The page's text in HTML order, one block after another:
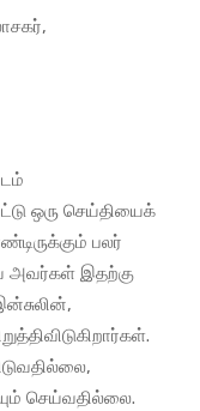
ஒரு செய்தியைக்
பலர்
அவர்கள் இதற்கு
செய்வதில்லை.